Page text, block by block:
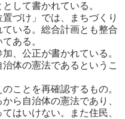
して書かれている。
づけ」では、まちづくり
いる。総合計画とも整合
ある。
、公正が書かれている。
体の憲法であるというこ
ことを再確認するもの。
ら自治体の憲法であり、
はいけない。また住民、